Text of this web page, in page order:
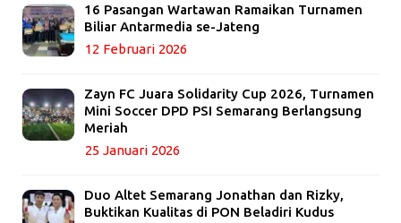
16 Pasangan Wartawan Ramaikan Turnamen
Biliar Antarmedia se-Jateng
12 Februari 2026
Zayn FC Juara Solidarity Cup 2026, Turnamen
Mini Soccer DPD PSI Semarang Berlangsung
Meriah
25 Januari 2026
Duo Altet Semarang Jonathan dan Rizky,
Buktikan Kualitas di PON Beladiri Kudus